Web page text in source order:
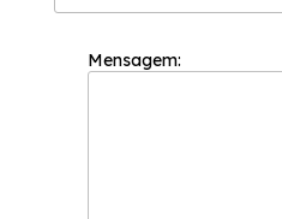
Mensagem: